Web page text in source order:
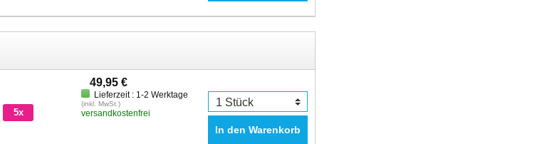
5x
49,95 €
Lieferzeit : 1-2 Werktage
(inkl. MwSt.)
versandkostenfrei
In den Warenkorb